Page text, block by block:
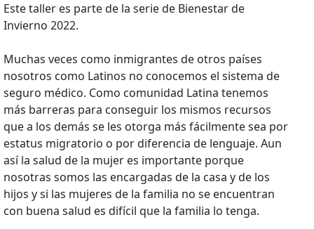
Este taller es parte de la serie de Bienestar de
Invierno 2022.
Muchas veces como inmigrantes de otros países
nosotros como Latinos no conocemos el sistema de
seguro médico. Como comunidad Latina tenemos
más barreras para conseguir los mismos recursos
que a los demás se les otorga más fácilmente sea por
estatus migratorio o por diferencia de lenguaje. Aun
así la salud de la mujer es importante porque
nosotras somos las encargadas de la casa y de los
hijos y si las mujeres de la familia no se encuentran
con buena salud es difícil que la familia lo tenga.